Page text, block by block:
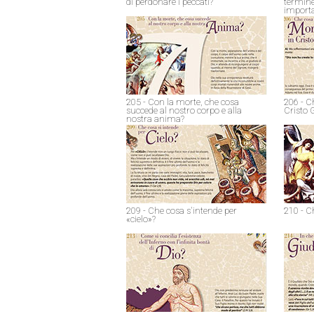
205 - Con la morte, che cosa
succede al nostro corpo e alla
nostra anima?
206 -
Cristo
209 - Che cosa s'intende per
«cielo»?
210 -